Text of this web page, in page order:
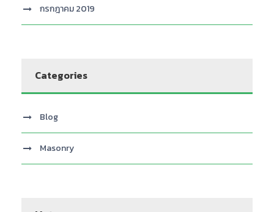
กรกฎาคม 2019
Categories
Blog
Masonry